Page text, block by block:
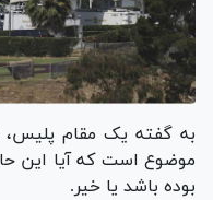
به گفته یک مقام پلیس،
موضوع است که آیا این
بوده باشد یا خیر.